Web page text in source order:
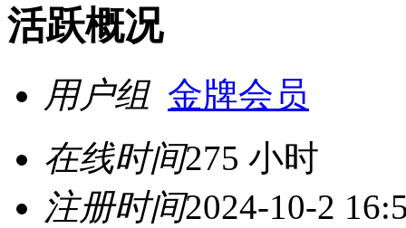
活跃概况
用户组 金牌会员
在线时间275 小时
注册时间2024-10-2